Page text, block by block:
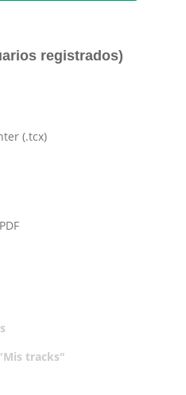
registrados)
(.tcx)
tracks"